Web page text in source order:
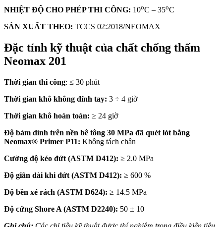
NHIỆT ĐỘ CHO PHÉP THI CÔNG: 10oC – 35oC
SẢN XUẤT THEO: TCCS 02:2018/NEOMAX
Đặc tính kỹ thuật của chất chống thấm
Neomax 201
Thời gian thi công: ≤ 30 phút
Thời gian khô không dính tay: 3 ÷ 4 giờ
Thời gian khô hoàn toàn: ≥ 24 giờ
Độ bám dính trên nền bê tông 30 MPa đã quét lót bằng
Neomax® Primer P11: Không tách chân
Cường độ kéo đứt (ASTM D412): ≥ 2.0 MPa
Độ giãn dài khi đứt (ASTM D412): ≥ 600 %
Độ bền xé rách (ASTM D624): ≥ 14.5 MPa
Độ cứng Shore A (ASTM D2240): 50 ± 10